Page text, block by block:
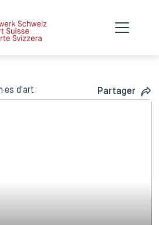
d'art Partager